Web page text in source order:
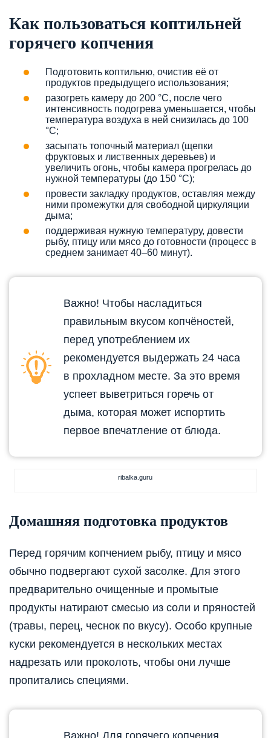
Как пользоваться коптильней
горячего копчения
Подготовить коптильню, очистив её от
продуктов предыдущего использования;
разогреть камеру до 200 °C, после чего
интенсивность подогрева уменьшается, чтобы
температура воздуха в ней снизилась до 100
°C;
засыпать топочный материал (щепки
фруктовых и лиственных деревьев) и
увеличить огонь, чтобы камера прогрелась до
нужной температуры (до 150 °C);
провести закладку продуктов, оставляя между
ними промежутки для свободной циркуляции
дыма;
поддерживая нужную температуру, довести
рыбу, птицу или мясо до готовности (процесс в
среднем занимает 40–60 минут).
Важно! Чтобы насладиться
правильным вкусом копчёностей,
перед употреблением их
рекомендуется выдержать 24 часа
в прохладном месте. За это время
успеет выветриться горечь от
дыма, которая может испортить
первое впечатление от блюда.
ribalka.guru
Домашняя подготовка продуктов
Перед горячим копчением рыбу, птицу и мясо
обычно подвергают сухой засолке. Для этого
предварительно очищенные и промытые
продукты натирают смесью из соли и пряностей
(травы, перец, чеснок по вкусу). Особо крупные
куски рекомендуется в нескольких местах
надрезать или проколоть, чтобы они лучше
пропитались специями.
Важно! Для горячего копчения